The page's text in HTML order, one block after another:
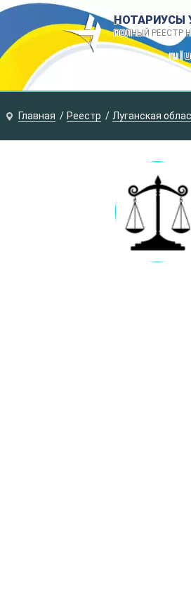
НОТАРИУСЫ
ПОЛНЫЙ РЕЕСТР
ru |
Главная Реестр Луганская